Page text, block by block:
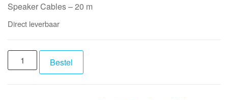
Speaker Cables – 20 m
Direct leverbaar
DAP
FS17
Bestel